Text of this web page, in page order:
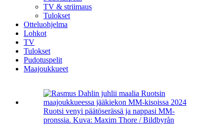
TV & striimaus
Tulokset
Otteluohjelma
Lohkot
TV
Tulokset
Pudotuspelit
Maajoukkueet
isompanaRuotsi venyi päätöserässä ja nappasi MM-
pronssia. Kuva: Maxim Thore / Bildbyrån